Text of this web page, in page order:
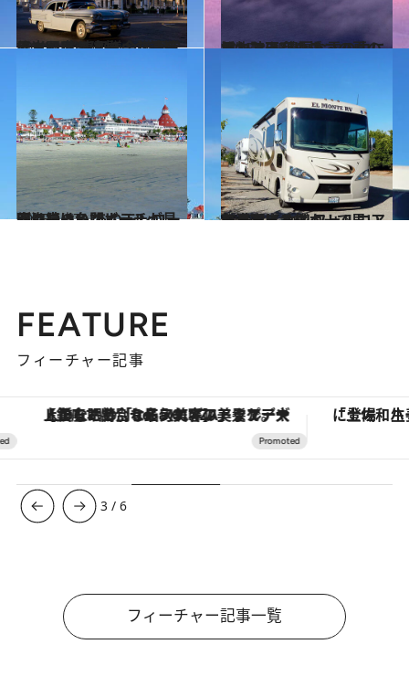
2014.10.15
反米国家キューバの首都に立つ 米連邦議会議事堂そっくりの建物
旅＆お出かけ 2015.3.25
サンフランシスコの夏の風物詩は 濃厚な霧の中に浮かぶ天空の橋
旅＆お出かけ
2015.1.17
西海岸の名門ホテルが見守り続ける あのモンローがはしゃいだビーチ
旅＆お出かけ 2015.8.4
キャンピングカーで思いのままに カリフォルニアを満喫する旅へ！
旅＆お出かけ
FEATURE
フィーチャー記事
「土佐和ハーブかき氷」がOMO7高知に登場！生姜、山椒、大葉など目にも舌にも涼を呼ぶ郷土の味 ヴァシュロン・コンスタン
4 /6
フィーチャー記事一覧